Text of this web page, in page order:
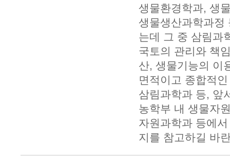
생물환경학과, 생
생물생산과학과정
는데 그 중 삼림과
국토의 관리와 책
산, 생물기능의 이
면적이고 종합적
삼림과학과 등, 앞
농학부 내 생물자
자원과학과 등에
지를 참고하길 바